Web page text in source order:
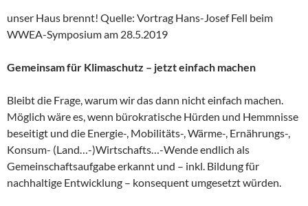
unser Haus brennt! Quelle: Vortrag Hans-Josef Fell beim
WWEA-Symposium am 28.5.2019
Gemeinsam für Klimaschutz – jetzt einfach machen
Bleibt die Frage, warum wir das dann nicht einfach machen.
Möglich wäre es, wenn bürokratische Hürden und Hemmnisse
beseitigt und die Energie-, Mobilitäts-, Wärme-, Ernährungs-,
Konsum- (Land…-)Wirtschafts…-Wende endlich als
Gemeinschaftsaufgabe erkannt und – inkl. Bildung für
nachhaltige Entwicklung – konsequent umgesetzt würden.